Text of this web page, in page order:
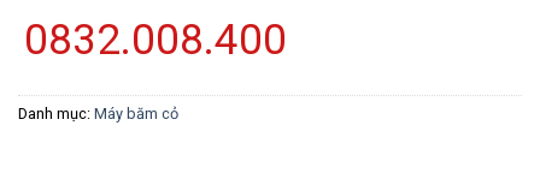
0832.008.400
Danh mục: Máy băm cỏ